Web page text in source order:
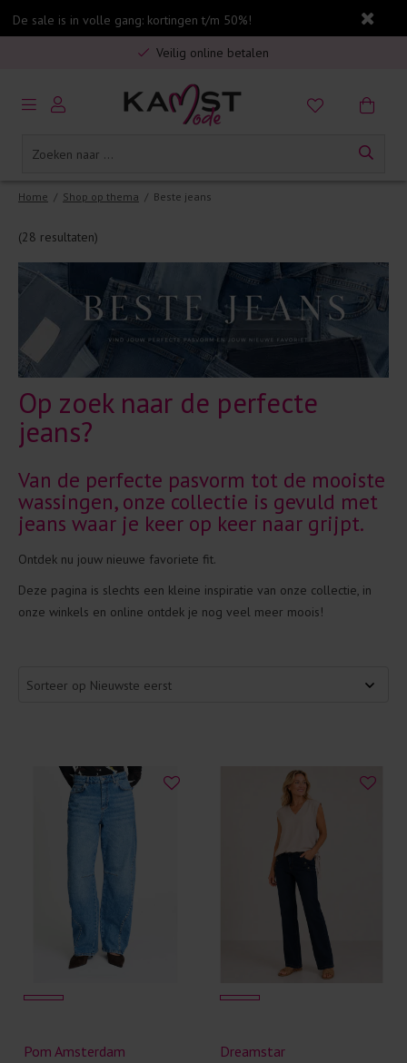
De sale is in volle gang: kortingen t/m 50%!
Gratis verzending in Nederland vanaf €75,-
Veilig online betalen
5% spaarbonus op jouw aankoop
Gratis verzending in Nederland vanaf €75,-
Home / Shop op thema / Beste jeans
(28 resultaten)
Op zoek naar de perfecte
jeans?
Van de perfecte pasvorm tot de mooiste
wassingen, onze collectie is gevuld met
jeans waar je keer op keer naar grijpt.
Ontdek nu jouw nieuwe favoriete fit.
Deze pagina is slechts een kleine inspiratie van onze collectie, in
onze winkels en online ontdek je nog veel meer moois!
Pom Amsterdam Dreamstar